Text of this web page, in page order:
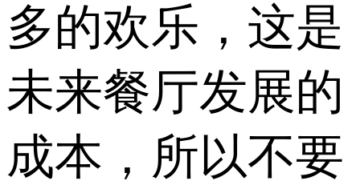
多的欢乐，这是
未来餐厅发展的
成本，所以不要